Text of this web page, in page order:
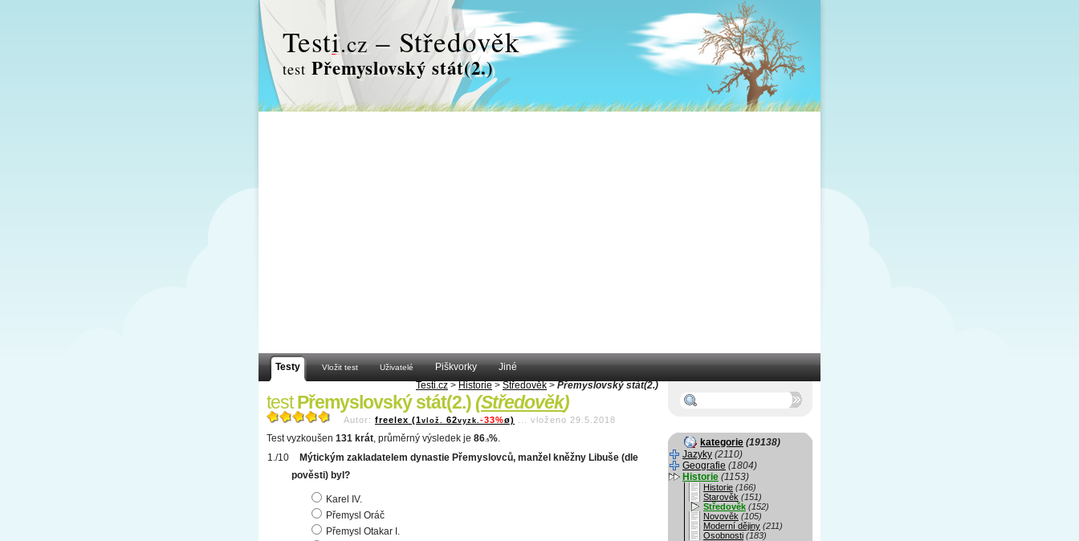
Testi.cz – Středověk
test Přemyslovský stát(2.)
Testy Vložit test Uživatelé Piškvorky
Jiné
Testi.cz > Historie > Středověk > Přemyslovský stát(2.)
testPřemyslovský stát(2.)(Středověk)
Autor: freelex (1vlož. 62vyzk. -33%ø) vloženo 29.5.2018
Test vyzkoušen 131 krát, průměrný výsledek je 86 .5%.
Mýtickým zakladatelem dynastie Přemyslovců, manžel kněžny Libuše (dle
pověsti) byl?
Karel IV.
Přemysl Oráč
Přemysl Otakar I.
kategorie (19138)
Jazyky (2110)
Geografie (1804)
Historie (1153)
Historie (166)
Starověk (151)
Středověk (152)
Novověk (105)
Moderní dějiny (211)
Osobnosti (183)